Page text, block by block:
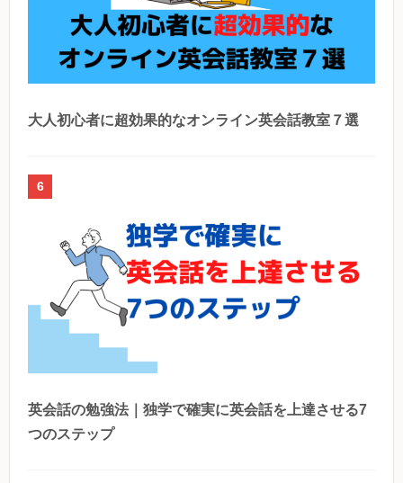
大人初心者に超効果的なオンライン英会話教室７選
6
英会話の勉強法｜独学で確実に英会話を上達させる7
つのステップ